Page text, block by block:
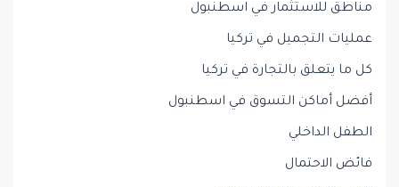
مناطق للاستثمار في اسطنبول
عمليات التجميل في تركيا
كل ما يتعلق بالتجارة في تركيا
أفضل أماكن التسوق في اسطنبول
الطفل الداخلي
فائض الاحتمال